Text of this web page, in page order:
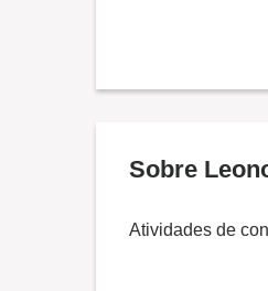
Sobre
Atividades de